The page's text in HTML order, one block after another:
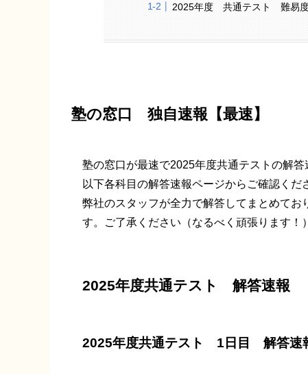
2025年度 共通テスト 難易
塾の窓口 独自速報【最速】
塾の窓口が最速で2025年度共通テストの解
以下各科目の解答速報ページからご確認くだ
弊社のスタッフが全力で解答してまとめてお
す。ご了承ください（なるべく頑張ります！）
2025年度共通テスト 解答速報
2025年度共通テスト 1日目 解答速